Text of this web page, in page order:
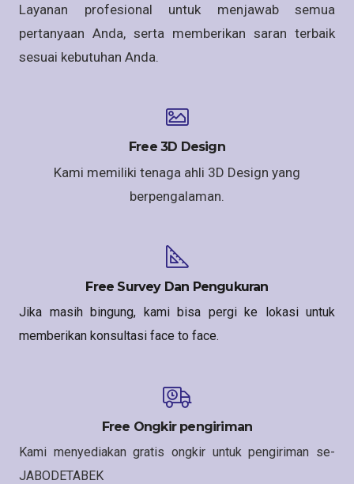
Layanan profesional untuk menjawab semua
pertanyaan Anda, serta memberikan saran terbaik
sesuai kebutuhan Anda.
Free 3D Design
Kami memiliki tenaga ahli 3D Design yang
berpengalaman.
Free Survey Dan Pengukuran
Jika masih bingung, kami bisa pergi ke lokasi untuk
memberikan konsultasi face to face.
Free Ongkir pengiriman
Kami menyediakan gratis ongkir untuk pengiriman se-
JABODETABEK